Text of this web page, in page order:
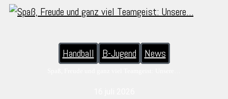
Handball B-Jugend News